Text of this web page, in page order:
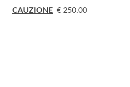
CAUZIONE € 250.00